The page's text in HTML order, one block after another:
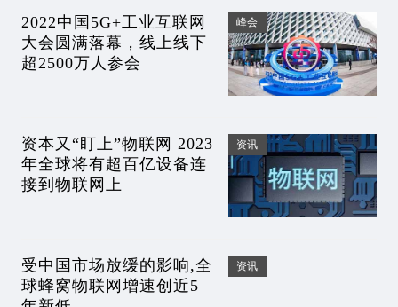
2022中国5G+工业互联网
大会圆满落幕，线上线下
超2500万人参会
峰会
资本又“盯上”物联网 2023
年全球将有超百亿设备连
接到物联网上
资讯
受中国市场放缓的影响,全
球蜂窝物联网增速创近5
资讯